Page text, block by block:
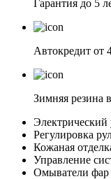
Гарантия до 5
Автокредит от
Зимняя резина
Электрический
Регулировка
Кожаная
Управление
Омыватели фар